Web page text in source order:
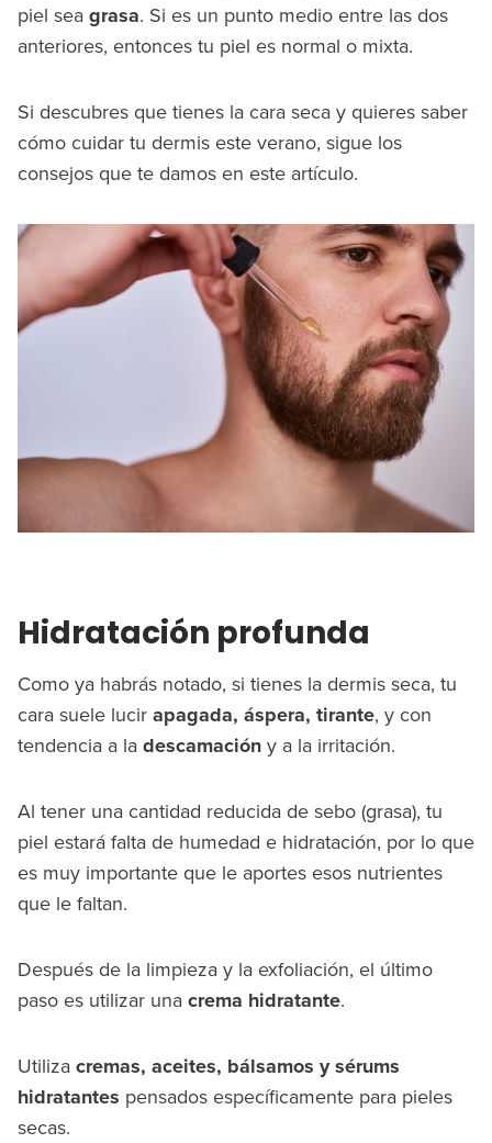
piel sea grasa. Si es un punto medio entre las dos
anteriores, entonces tu piel es normal o mixta.
Si descubres que tienes la cara seca y quieres saber
cómo cuidar tu dermis este verano, sigue los
consejos que te damos en este artículo.
Hidratación profunda
Como ya habrás notado, si tienes la dermis seca, tu
cara suele lucir apagada, áspera, tirante, y con
tendencia a la descamación y a la irritación.
Al tener una cantidad reducida de sebo (grasa), tu
piel estará falta de humedad e hidratación, por lo que
es muy importante que le aportes esos nutrientes
que le faltan.
Después de la limpieza y la exfoliación, el último
paso es utilizar una crema hidratante.
Utiliza cremas, aceites, bálsamos y sérums
hidratantes pensados específicamente para pieles
secas.